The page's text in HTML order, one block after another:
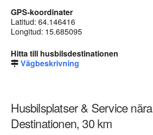
GPS-koordinater
Latitud: 64.146416
Longitud: 15.685095
Hitta till husbilsdestinationen
Vägbeskrivning
Husbilsplatser & Service nära
Destinationen, 30 km